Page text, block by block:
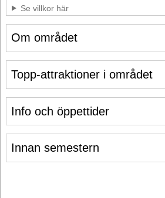
Om området
Info och öppettider
Innan semestern
Se villkor här
Topp-attraktioner i området